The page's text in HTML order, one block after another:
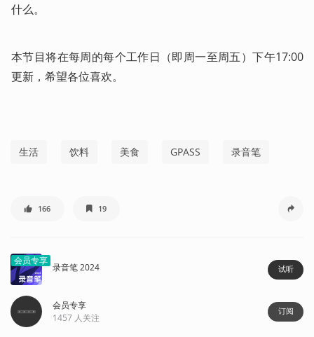
什么。
本节目将在每周的每个工作日（即周一至周五）下午17:00
更新，希望各位喜欢。
生活 饮料 美食 GPASS 录音笔
166 19
会员专享
录音笔 2024 试听
会员专享
1457 人关注
订阅